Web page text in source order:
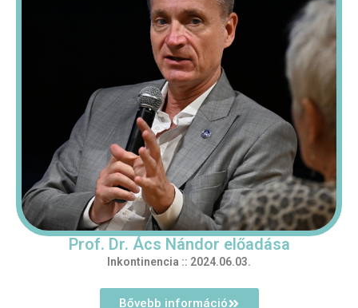
Prof. Dr. Ács Nándor előadása
Inkontinencia :: 2024.06.03.
Bővebb információ